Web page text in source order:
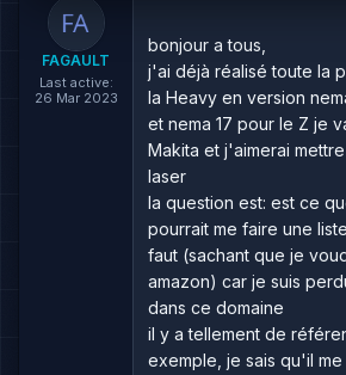
FAGAULT
Last active:
26 Mar 2023
bonjour a tous,
j'ai déjà réalisé toute la
la Heavy en version
et nema 17 pour le Z je
Makita et j'aimerai
laser
la question est: est ce
pourrait me faire une
faut (sachant que je
amazon) car je suis
dans ce domaine
il y a tellement de
exemple, je sais qu'il